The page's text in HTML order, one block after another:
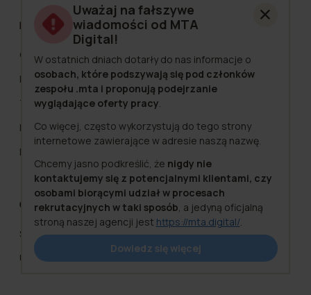
Ruch płatny
Google Ads
Meta Ads
TikTok Ads
Pinterest Ads
Programmatic
Creatives
Strategia Kreatywna
UGC
Uważaj na fałszywe
wiadomości od MTA
Digital!
W ostatnich dniach dotarły do nas informacje o
osobach, które podszywają się pod członków
zespołu .mta i proponują podejrzanie
wyglądające oferty pracy
Co więcej, często wykorzystują do tego strony
internetowe zawierające w adresie naszą nazwę.
Chcemy jasno podkreślić, że nigdy nie
kontaktujemy się z potencjalnymi klientami, czy
osobami biorącymi udział w procesach
rekrutacyjnych w taki sposób , a jedyną oficjalną
stroną naszej agencji jest https://mta.digital/.
Bezpieczeństwo zawsze było i pozostaje naszym
priorytetem. Dlatego jeśli otrzymasz wiadomość,
która na pierwszy rzut oka wygląda, jakby była
Dowiedz się więcej